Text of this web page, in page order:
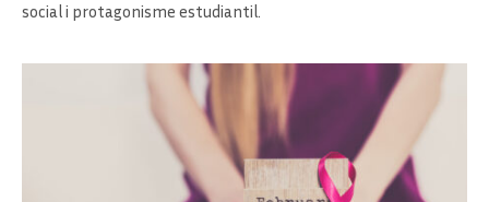
social i protagonisme estudiantil.